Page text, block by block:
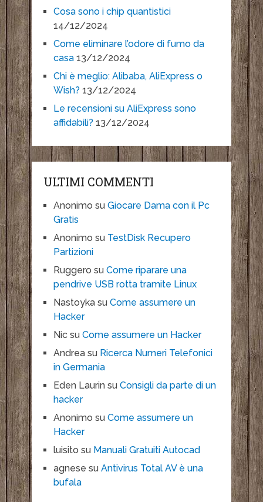
Cosa sono i chip quantistici
14/12/2024
Come eliminare l’odore di fumo da
casa 13/12/2024
Chi è meglio: Alibaba, AliExpress o
Wish? 13/12/2024
Le recensioni su AliExpress sono
affidabili? 13/12/2024
ULTIMI COMMENTI
Anonimo su Giocare Dama con il Pc
Gratis
Anonimo su TestDisk Recupero
Partizioni
Ruggero su Come riparare una
pendrive USB rotta tramite Linux
Nastoykasu Come assumere un
Hacker
Nicsu Come assumere un Hacker
Andreasu Ricerca Numeri Telefonici
in Germania
Eden Laurinsu Consigli da parte di un
hacker
Anonimo su Come assumere un
Hacker
luisito su Manuali Gratuiti Autocad
agnese su Antivirus Total AV è una
bufala